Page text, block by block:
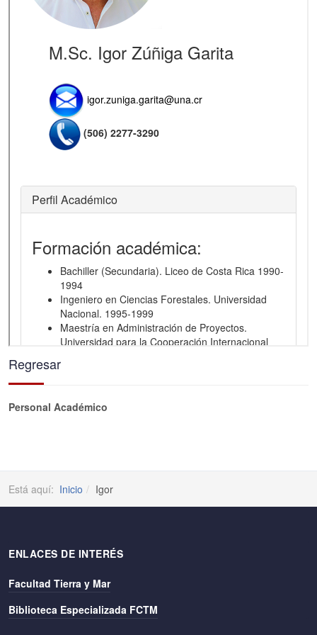
Regresar
Personal Académico
Está aquí: Inicio Igor
ENLACES DE INTERÉS
Facultad Tierra y Mar
Biblioteca Especializada FCTM